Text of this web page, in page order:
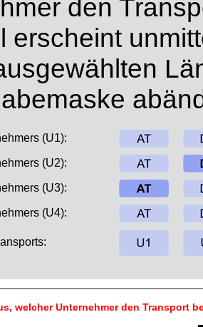
den
erscheint
(U1):
(U2):
(U3):
(U4):
welcher Unternehmer den Transport